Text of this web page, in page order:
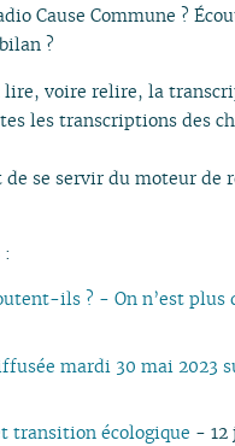
Cause Commune ?
?
lire, voire relire, la
les transcriptions des
se servir du moteur de
:
ils ? - On n’est plus
mardi 30 mai 2023
transition écologique - 12